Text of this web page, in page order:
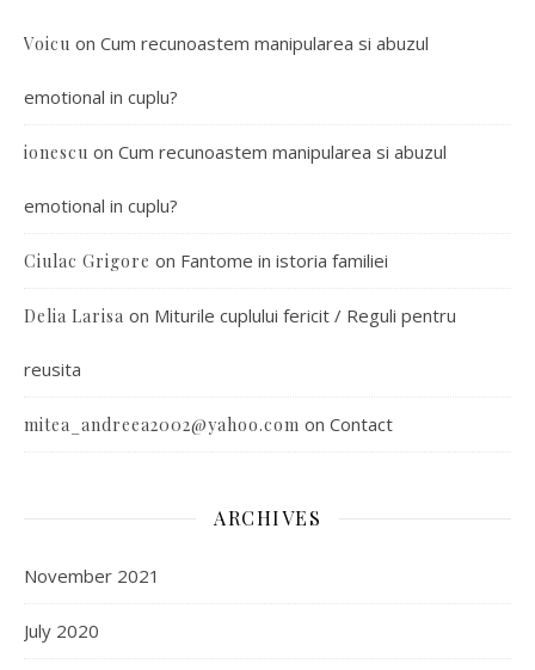
Voicu on Cum recunoastem manipularea si abuzul
emotional in cuplu?
ionescu on Cum recunoastem manipularea si abuzul
emotional in cuplu?
Ciulac Grigore on Fantome in istoria familiei
Delia Larisa on Miturile cuplului fericit / Reguli pentru
reusita
mitea_andreea2002@yahoo.com on Contact
ARCHIVES
November 2021
July 2020